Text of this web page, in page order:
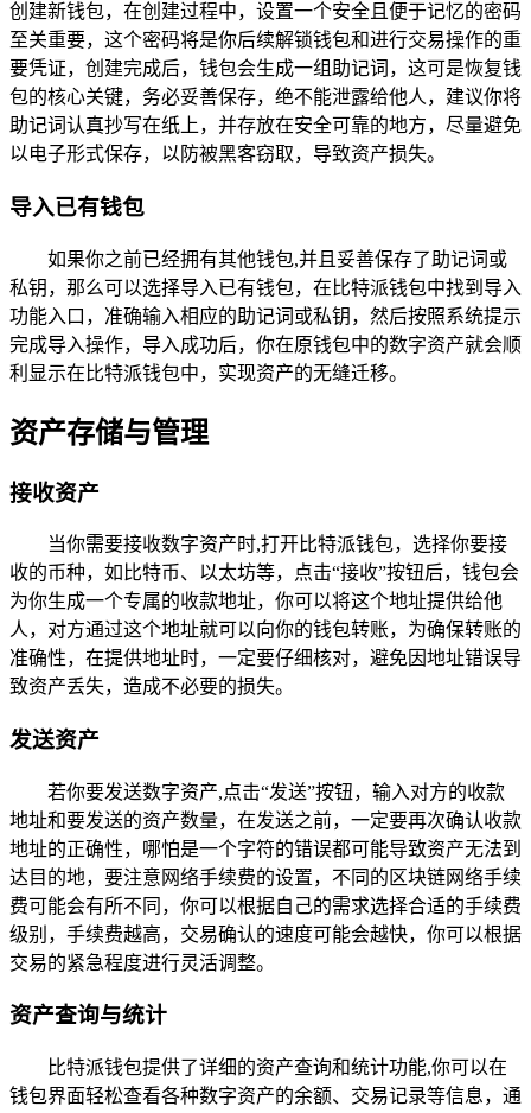
创建新钱包，在创建过程中，设置一个安全且便于记忆的密码
至关重要，这个密码将是你后续解锁钱包和进行交易操作的重
要凭证，创建完成后，钱包会生成一组助记词，这可是恢复钱
包的核心关键，务必妥善保存，绝不能泄露给他人，建议你将
助记词认真抄写在纸上，并存放在安全可靠的地方，尽量避免
以电子形式保存，以防被黑客窃取，导致资产损失。
导入已有钱包
如果你之前已经拥有其他钱包,并且妥善保存了助记词或
私钥，那么可以选择导入已有钱包，在比特派钱包中找到导入
功能入口，准确输入相应的助记词或私钥，然后按照系统提示
完成导入操作，导入成功后，你在原钱包中的数字资产就会顺
利显示在比特派钱包中，实现资产的无缝迁移。
资产存储与管理
接收资产
当你需要接收数字资产时,打开比特派钱包，选择你要接
收的币种，如比特币、以太坊等，点击“接收”按钮后，钱包会
为你生成一个专属的收款地址，你可以将这个地址提供给他
人，对方通过这个地址就可以向你的钱包转账，为确保转账的
准确性，在提供地址时，一定要仔细核对，避免因地址错误导
致资产丢失，造成不必要的损失。
发送资产
若你要发送数字资产,点击“发送”按钮，输入对方的收款
地址和要发送的资产数量，在发送之前，一定要再次确认收款
地址的正确性，哪怕是一个字符的错误都可能导致资产无法到
达目的地，要注意网络手续费的设置，不同的区块链网络手续
费可能会有所不同，你可以根据自己的需求选择合适的手续费
级别，手续费越高，交易确认的速度可能会越快，你可以根据
交易的紧急程度进行灵活调整。
资产查询与统计
比特派钱包提供了详细的资产查询和统计功能,你可以在
钱包界面轻松查看各种数字资产的余额、交易记录等信息，通